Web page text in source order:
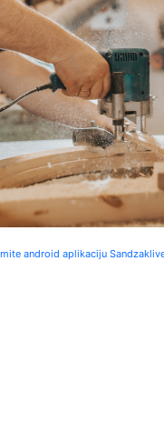
android aplikaciju